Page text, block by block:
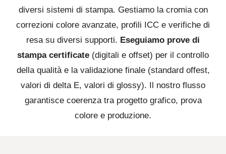
diversi sistemi di stampa. Gestiamo la cromia con
correzioni colore avanzate, profili ICC e verifiche di
resa su diversi supporti. Eseguiamo prove di
stampa certificate (digitali e offset) per il controllo
della qualità e la validazione finale (standard offest,
valori di delta E, valori di glossy). Il nostro flusso
garantisce coerenza tra progetto grafico, prova
colore e produzione.